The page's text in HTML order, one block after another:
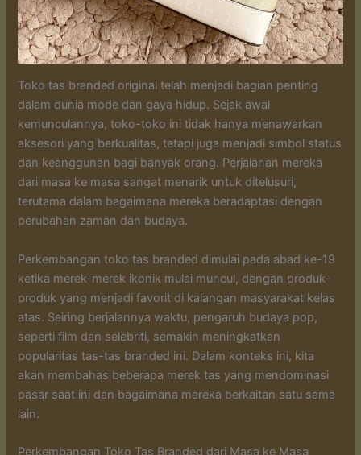
Toko tas branded original telah menjadi bagian penting
dalam dunia mode dan gaya hidup. Sejak awal
kemunculannya, toko-toko ini tidak hanya menawarkan
aksesori yang berkualitas, tetapi juga menjadi simbol status
dan keanggunan bagi banyak orang. Perjalanan mereka
dari masa ke masa sangat menarik untuk ditelusuri,
terutama dalam bagaimana mereka beradaptasi dengan
perubahan zaman dan budaya.
Perkembangan toko tas branded dimulai pada abad ke-19
ketika merek-merek ikonik mulai muncul, dengan produk-
produk yang menjadi favorit di kalangan masyarakat kelas
atas. Seiring berjalannya waktu, pengaruh budaya pop,
seperti film dan selebriti, semakin meningkatkan
popularitas tas-tas branded ini. Dalam konteks ini, kita
akan membahas beberapa merek tas yang mendominasi
pasar saat ini dan bagaimana mereka berkaitan satu sama
lain.
Perkembangan Toko Tas Branded dari Masa ke Masa